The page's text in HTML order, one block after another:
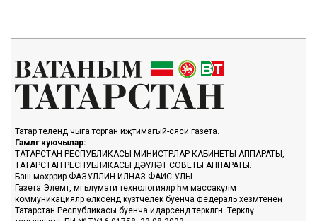
Татар телендә чыга торган иҗтимагый-сәяси газета.
Гамәлгә куючылар:
ТАТАРСТАН РЕСПУБЛИКАСЫ МИНИСТРЛАР КАБИНЕТЫ АППАРАТЫ,
ТАТАРСТАН РЕСПУБЛИКАСЫ ДӘҮЛӘТ СОВЕТЫ АППАРАТЫ.
Баш мөхәррир ФАЗУЛЛИН ИЛНАЗ ФАИС УЛЫ.
Газета Элемтә, мәгълүмати технологияләр һәм массакүләм
коммуникацияләр өлкәсендә күзәтчелек буенча федераль хезмәтенең
Татарстан Республикасы буенча идарәсендә теркәлгән. Теркәлү